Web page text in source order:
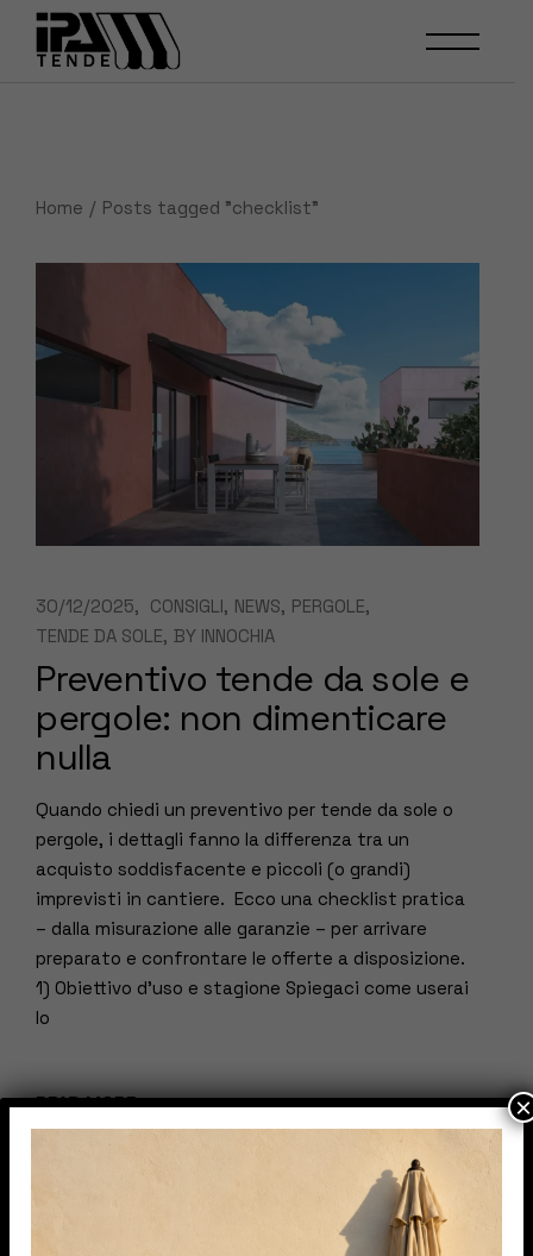
content
Home Posts tagged "checklist"
30/12/2025 CONSIGLI NEWS PERGOLE
TENDE DA SOLE BY INNOCHIA
Preventivo tende da sole e
pergole: non dimenticare
nulla
Quando chiedi un preventivo per tende da sole o
pergole, i dettagli fanno la differenza tra un
acquisto soddisfacente e piccoli (o grandi)
imprevisti in cantiere. Ecco una checklist pratica
– dalla misurazione alle garanzie – per arrivare
preparato e confrontare le offerte a disposizione.
1) Obiettivo d’uso e stagione Spiegaci come userai
lo
READ MORE ×